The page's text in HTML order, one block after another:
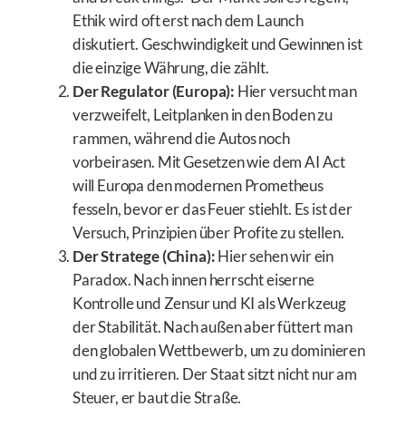
Ethik wird oft erst nach dem Launch
diskutiert. Geschwindigkeit und Gewinnen ist
die einzige Währung, die zählt.
Der Regulator (Europa): Hier versucht man
verzweifelt, Leitplanken in den Boden zu
rammen, während die Autos noch
vorbeirasen. Mit Gesetzen wie dem AI Act
will Europa den modernen Prometheus
fesseln, bevor er das Feuer stiehlt. Es ist der
Versuch, Prinzipien über Profite zu stellen.
Der Stratege (China):Hier sehen wir ein
Paradox. Nach innen herrscht eiserne
Kontrolle und Zensur und KI als Werkzeug
der Stabilität. Nach außen aber füttert man
den globalen Wettbewerb, um zu dominieren
und zu irritieren. Der Staat sitzt nicht nur am
Steuer, er baut die Straße.